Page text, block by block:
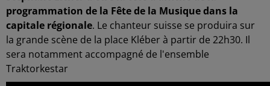
programmation de la Fête de la Musique dans la
capitale régionale. Le chanteur suisse se produira sur
la grande scène de la place Kléber à partir de 22h30. Il
sera notamment accompagné de l'ensemble
Traktorkestar